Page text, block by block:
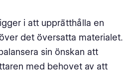
i att upprätthålla en
det översatta materialet.
sin önskan att
med behovet av att